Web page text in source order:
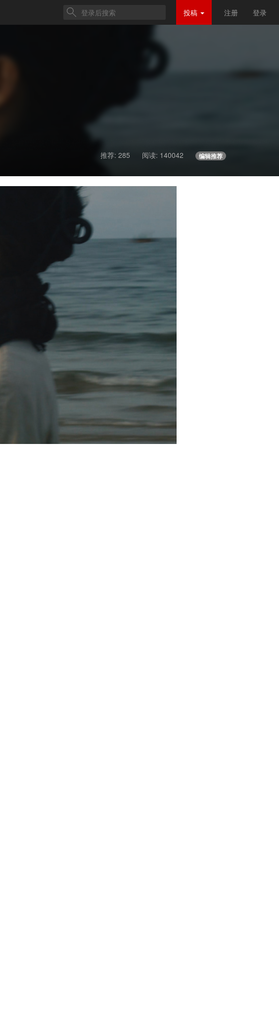
投稿 注册 登录
推荐: 285 阅读: 140042 编辑推荐